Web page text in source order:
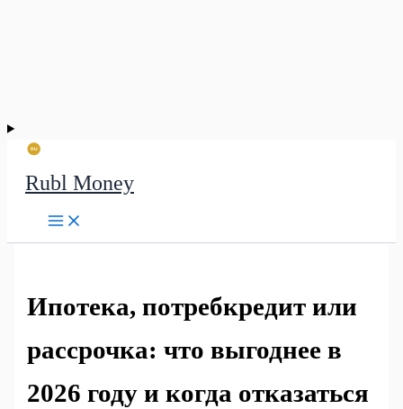
Rubl Money
Ипотека, потребкредит или
рассрочка: что выгоднее в
2026 году и когда отказаться